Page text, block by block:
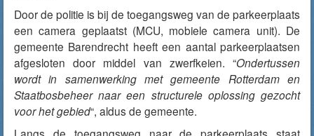
Door de politie is bij de toegangsweg van de parkeerplaats
een camera geplaatst (MCU, mobiele camera unit). De
gemeente Barendrecht heeft een aantal parkeerplaatsen
afgesloten door middel van zwerfkeien. “Ondertussen
wordt in samenwerking met gemeente Rotterdam en
Staatbosbeheer naar een structurele oplossing gezocht
voor het gebied“, aldus de gemeente.